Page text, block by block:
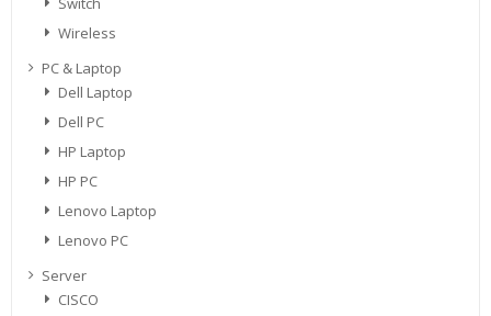
Wireless
PC & Laptop
Dell Laptop
Dell PC
HP Laptop
HP PC
Lenovo Laptop
Lenovo PC
Server
CISCO